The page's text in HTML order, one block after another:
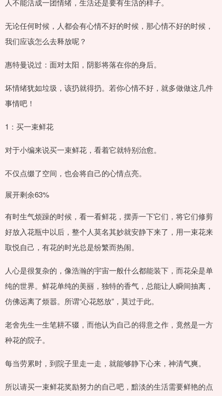
人不能活成一团情绪，生活还是要有生活的样子。
无论任何时候，人都会有心情不好的时候，那心情不好的时候，
我们应该怎么去释放呢？
惠特曼说过：面对太阳，阴影将落在你的身后。
坏情绪犹如垃圾，该扔就得扔。若你心情不好，就多做做这几件
事情吧！
1：买一束鲜花
对于小编来说买一束鲜花，看着它就特别治愈。
不仅点缀了空间，也会将自己的心情点亮。
展开剩余63%
有时生气烦躁的时候，看一看鲜花，摆弄一下它们，将它们修剪
好放入花瓶中以后，整个人莫名其妙就安静下来了，用一束花来
取悦自己，有花的时光总是纷繁而热闹。
人心是很复杂的，像浩瀚的宇宙一般什么都能装下，而花朵是单
纯的世界。鲜花单纯的美丽，独特的香气，总能让人瞬间抽离，
仿佛远离了烦嚣。所谓“心花怒放”，莫过于此。
老舍先生一生笔耕不辍，而他认为自己的得意之作，竟然是一方
种花的院子。
每当劳累时，到院子里走一走，就能够静下心来，神清气爽。
所以请买一束鲜花奖励努力的自己吧，黯淡的生活需要鲜艳的点